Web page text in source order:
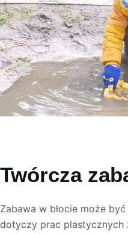
Twórcza
Zabawa w błocie może
dotyczy prac plastycznych